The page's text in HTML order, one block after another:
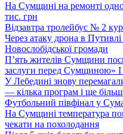
На Сумщині на ремонті
тис. грн
Відзавтра тролейбус № 2
Через атаку дрона в
Новослобідської громади
П’ять жителів Сумщини
заслуги перед Сумщиною» І
У Лебедині знову
— кілька програм і ще
Футбольний півфінал у
На Сумщині температура
чекати на похолодання